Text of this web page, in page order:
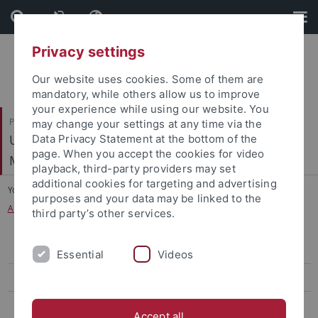
Skip
to
content
Skip
to
footer
Philosophische Fakultät
Ur- und Frühgeschichte und Archäologie des
Mittelalters
You are here: Startseite
...
Abgeschlossene Masterarbeiten (Jüngere Urgeschichte)
Abgeschlossene Masterarbeiten (Jüngere Urgeschichte)
Abgeschlossene Masterarbeiten (Mittelalter)
Privacy settings
Our website uses cookies. Some of them are
mandatory, while others allow us to improve
your experience while using our website. You
may change your settings at any time via the
Data Privacy Statement at the bottom of the
page. When you accept the cookies for video
playback, third-party providers may set
additional cookies for targeting and advertising
purposes and your data may be linked to the
third party’s other services.
Essential Videos